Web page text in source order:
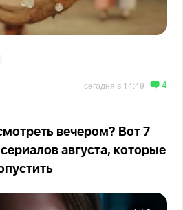
сегодня в 14:49 4
вечером? Вот 7
августа, которые